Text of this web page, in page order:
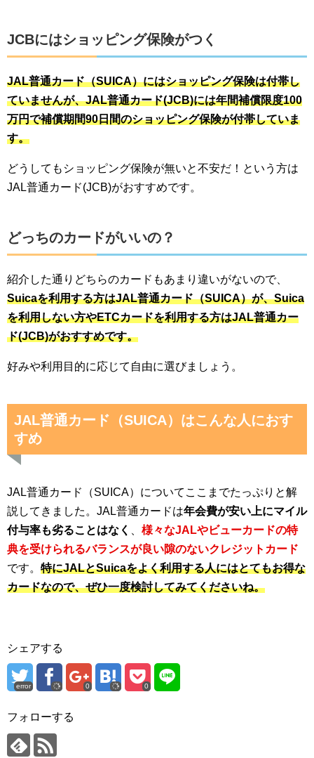
JCBにはショッピング保険がつく
JAL普通カード（SUICA）にはショッピング保険は付帯し
ていませんが、JAL普通カード(JCB)には年間補償限度100
万円で補償期間90日間のショッピング保険が付帯していま
す。
どうしてもショッピング保険が無いと不安だ！という方は
JAL普通カード(JCB)がおすすめです。
どっちのカードがいいの？
紹介した通りどちらのカードもあまり違いがないので、
Suicaを利用する方はJAL普通カード（SUICA）が、Suica
を利用しない方やETCカードを利用する方はJAL普通カー
ド(JCB)がおすすめです。
好みや利用目的に応じて自由に選びましょう。
JAL普通カード（SUICA）はこんな人におす
すめ
JAL普通カード（SUICA）についてここまでたっぷりと解
説してきました。JAL普通カードは年会費が安い上にマイル
付与率も劣ることはなく
様々なJALやビューカードの特
典を受けられるバランスが良い隙のないクレジットカード
です。 特にJALとSuicaをよく利用する人にはとてもお得な
カードなので、ぜひ一度検討してみてくださいね。
シェアする
error 0 0
フォローする